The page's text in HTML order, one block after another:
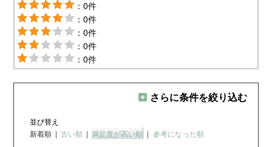
：0件
：0件
：0件
：0件
：0件
さらに条件を絞り込む
並び替え
新着順 | 古い順 | 満足度が高い順 | 参考になった順